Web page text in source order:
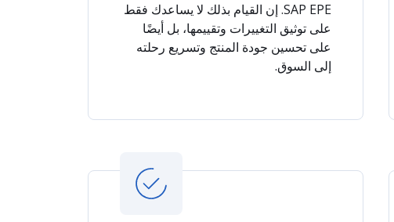
SAP EPE. إن القيام بذلك لا يساعدك فقط
على توثيق التغييرات وتقييمها، بل أيضًا
على تحسين جودة المنتج وتسريع رحلته
إلى السوق.